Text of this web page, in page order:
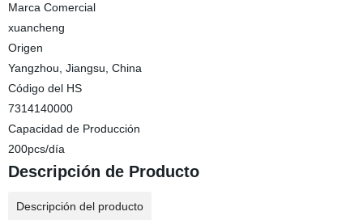
Marca Comercial
xuancheng
Origen
Yangzhou, Jiangsu, China
Código del HS
7314140000
Capacidad de Producción
200pcs/día
Descripción de Producto
Descripción del producto